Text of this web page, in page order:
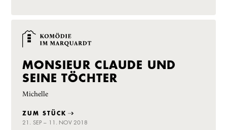
MONSIEUR CLAUDE UND
SEINE TÖCHTER
Michelle
ZUM STÜCK
21. SEP – 11. NOV 2018